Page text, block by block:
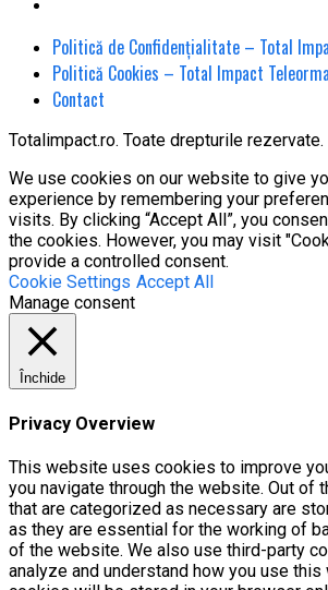
Politică de Confidențialitate – Total
Politică Cookies – Total Impact
Contact
Totalimpact.ro. Toate drepturile rezervate.
We use cookies on our website to give
experience by remembering your
visits. By clicking “Accept All”, you
the cookies. However, you may visit
provide a controlled consent.
Cookie Settings Accept All
Manage consent
Închide
Privacy Overview
This website uses cookies to improve
you navigate through the website. Out of
that are categorized as necessary are
as they are essential for the working of
of the website. We also use third-party
analyze and understand how you use